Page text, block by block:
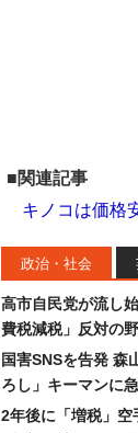
■関連記事
キノコは価格
政治・社会
高市自民党が流し
費税減税」反対の
国害SNSを告発 森
ろし」キーマンに
2年後に「増税」